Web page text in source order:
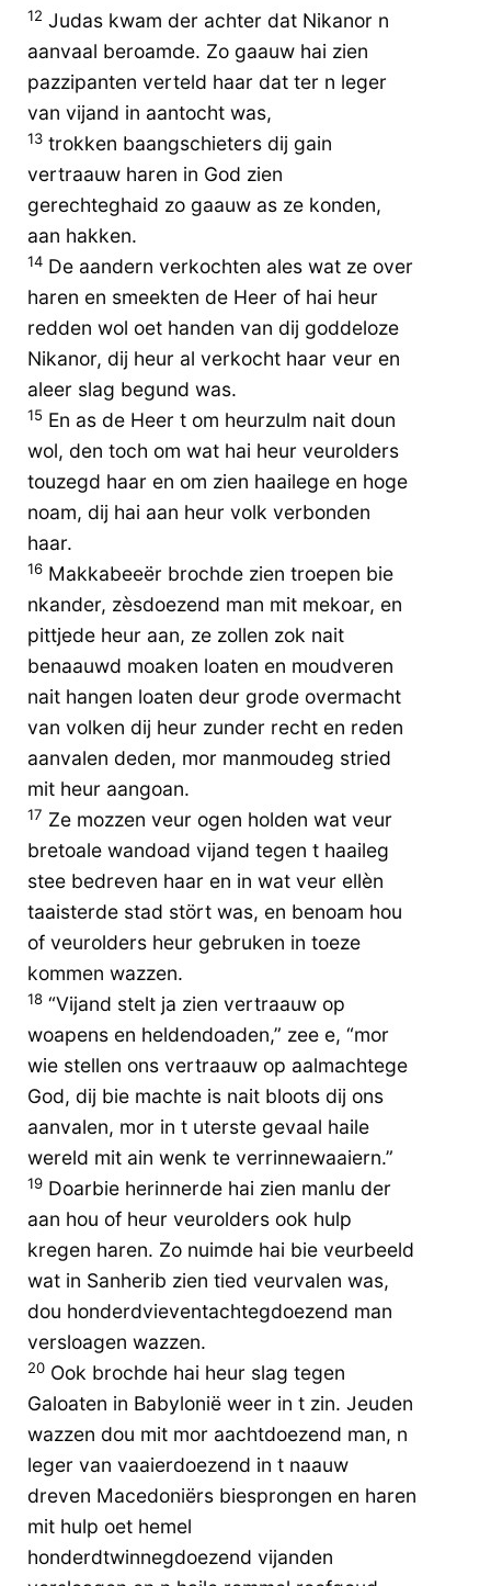
12 Judas kwam der achter dat Nikanor n
aanvaal beroamde. Zo gaauw hai zien
pazzipanten verteld haar dat ter n leger
van vijand in aantocht was,
13 trokken baangschieters dij gain
vertraauw haren in God zien
gerechteghaid zo gaauw as ze konden,
aan hakken.
14 De aandern verkochten ales wat ze over
haren en smeekten de Heer of hai heur
redden wol oet handen van dij goddeloze
Nikanor, dij heur al verkocht haar veur en
aleer slag begund was.
15 En as de Heer t om heurzulm nait doun
wol, den toch om wat hai heur veurolders
touzegd haar en om zien haailege en hoge
noam, dij hai aan heur volk verbonden
haar.
16 Makkabeeër brochde zien troepen bie
nkander, zèsdoezend man mit mekoar, en
pittjede heur aan, ze zollen zok nait
benaauwd moaken loaten en moudveren
nait hangen loaten deur grode overmacht
van volken dij heur zunder recht en reden
aanvalen deden, mor manmoudeg stried
mit heur aangoan.
17 Ze mozzen veur ogen holden wat veur
bretoale wandoad vijand tegen t haaileg
stee bedreven haar en in wat veur ellèn
taaisterde stad stört was, en benoam hou
of veurolders heur gebruken in toeze
kommen wazzen.
18 “Vijand stelt ja zien vertraauw op
woapens en heldendoaden,” zee e, “mor
wie stellen ons vertraauw op aalmachtege
God, dij bie machte is nait bloots dij ons
aanvalen, mor in t uterste gevaal haile
wereld mit ain wenk te verrinnewaaiern.”
19 Doarbie herinnerde hai zien manlu der
aan hou of heur veurolders ook hulp
kregen haren. Zo nuimde hai bie veurbeeld
wat in Sanherib zien tied veurvalen was,
dou honderdvieventachtegdoezend man
versloagen wazzen.
20 Ook brochde hai heur slag tegen
Galoaten in Babylonië weer in t zin. Jeuden
wazzen dou mit mor aachtdoezend man, n
leger van vaaierdoezend in t naauw
dreven Macedoniërs biesprongen en haren
mit hulp oet hemel
honderdtwinnegdoezend vijanden